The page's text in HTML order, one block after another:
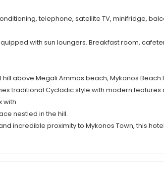
telephone, satellite TV, minifridge,
with sun loungers. Breakfast room,
above Megali Ammos beach, Mykonos
traditional Cycladic style with modern features
with
nestled in the hill.
incredible proximity to Mykonos Town, this